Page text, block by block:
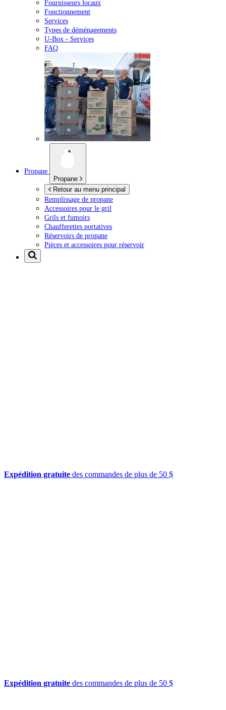
Fournisseurs locaux
Fonctionnement
Services
Types de déménagements
U-Box - Services
FAQ
Propane
Propane
Retour au menu principal
Remplissage de propane
Accessoires pour le gril
Grils et fumoirs
Chaufferettes portatives
Réservoirs de propane
Pièces et accessoires pour réservoir
Expédition gratuite des commandes de plus de 50 $
Expédition gratuite des commandes de plus de 50 $